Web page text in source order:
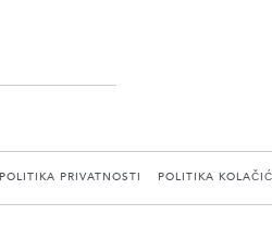
POLITIKA PRIVATNOSTI POLITIKA